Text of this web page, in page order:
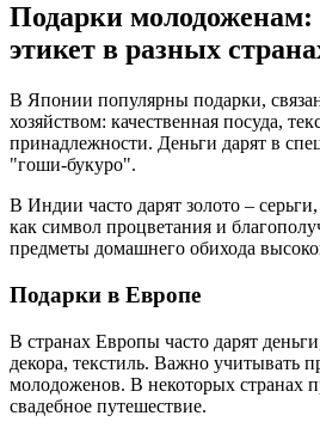
Подарки молодоженам:
этикет в разных
В Японии популярны подарки,
хозяйством: качественная посуда,
принадлежности. Деньги дарят в
"гоши-букуро".
В Индии часто дарят золото –
как символ процветания и
предметы домашнего обихода
Подарки в Европе
В странах Европы часто дарят
декора, текстиль. Важно учитывать
молодоженов. В некоторых странах
свадебное путешествие.